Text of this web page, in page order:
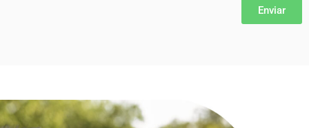
Enviar